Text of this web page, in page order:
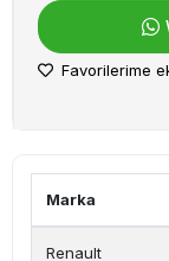
Favorilerime
Marka
Renault